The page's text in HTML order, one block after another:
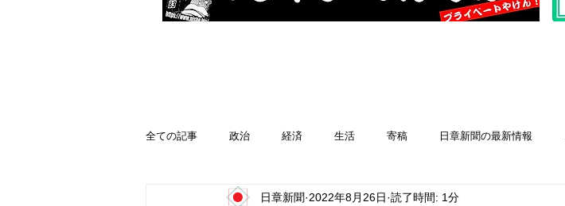
全ての記事 政治 経済 生活 寄稿 日章新聞の最新情報
日本第一党 日本派保守同盟 はやぶさ党 自民党
日章新聞 2022年8月26日 読了時間: 1分